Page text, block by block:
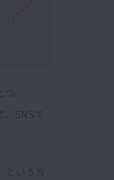
。
、SNSで
という方